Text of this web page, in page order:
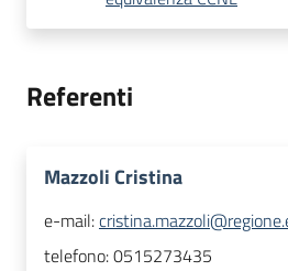
Referenti
Mazzoli Cristina
e-mail:
telefono:0515273435